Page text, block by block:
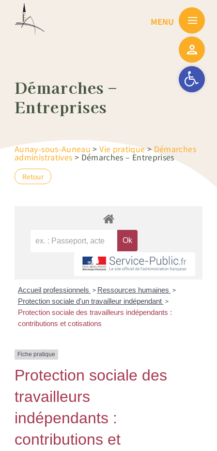
Ouvrir la
Démarches –
Entreprises
Aunay-sous-Auneau >Vie pratique>Démarches
administratives > Démarches – Entreprises
Retour
Accueil professionnels > Ressources humaines >
Protection sociale d'un travailleur indépendant >
Protection sociale des travailleurs indépendants :
contributions et cotisations
Fiche pratique
Protection sociale des
travailleurs
indépendants :
contributions et